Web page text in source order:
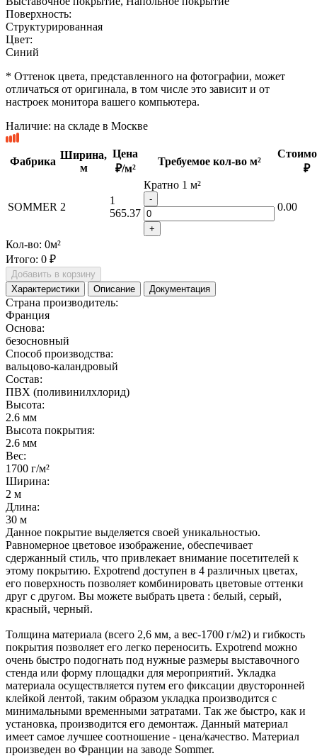
Поверхность:
Структурированная
Цвет:
Синий
* Оттенок цвета, представленного на фотографии, может
отличаться от оригинала, в том числе это зависит и от
настроек монитора вашего компьютера.
Наличие: на складе в Москве
Фабрика
Ширина,
м
Цена
₽/м²
Требуемое кол-во м²
₽
SOMMER 2
1
565.37
Кратно 1 м²
-
+
0.00
Кол-во: 0м²
Итого: 0 ₽
Добавить в корзину
Характеристики
Описание Документация
Страна производитель:
Франция
Основа:
безосновный
Способ производства:
вальцово-каландровый
Состав:
ПВХ (поливинилхлорид)
Высота:
2.6 мм
Высота покрытия:
2.6 мм
Вес:
1700 г/м²
Ширина:
2 м
Длина:
30 м
Данное покрытие выделяется своей уникальностью.
Равномерное цветовое изображение, обеспечивает
сдержанный стиль, что привлекает внимание посетителей к
этому покрытию. Expotrend доступен в 4 различных цветах,
его поверхность позволяет комбинировать цветовые оттенки
друг с другом. Вы можете выбрать цвета : белый, серый,
красный, черный.
Толщина материала (всего 2,6 мм, а вес-1700 г/м2) и гибкость
покрытия позволяет его легко переносить. Expotrend можно
очень быстро подогнать под нужные размеры выставочного
стенда или форму площадки для мероприятий. Укладка
материала осуществляется путем его фиксации двусторонней
клейкой лентой, таким образом укладка производится с
минимальными временными затратами. Так же быстро, как и
установка, производится его демонтаж. Данный материал
имеет самое лучшее соотношение - цена/качество. Материал
произведен во Франции на заводе Sommer.